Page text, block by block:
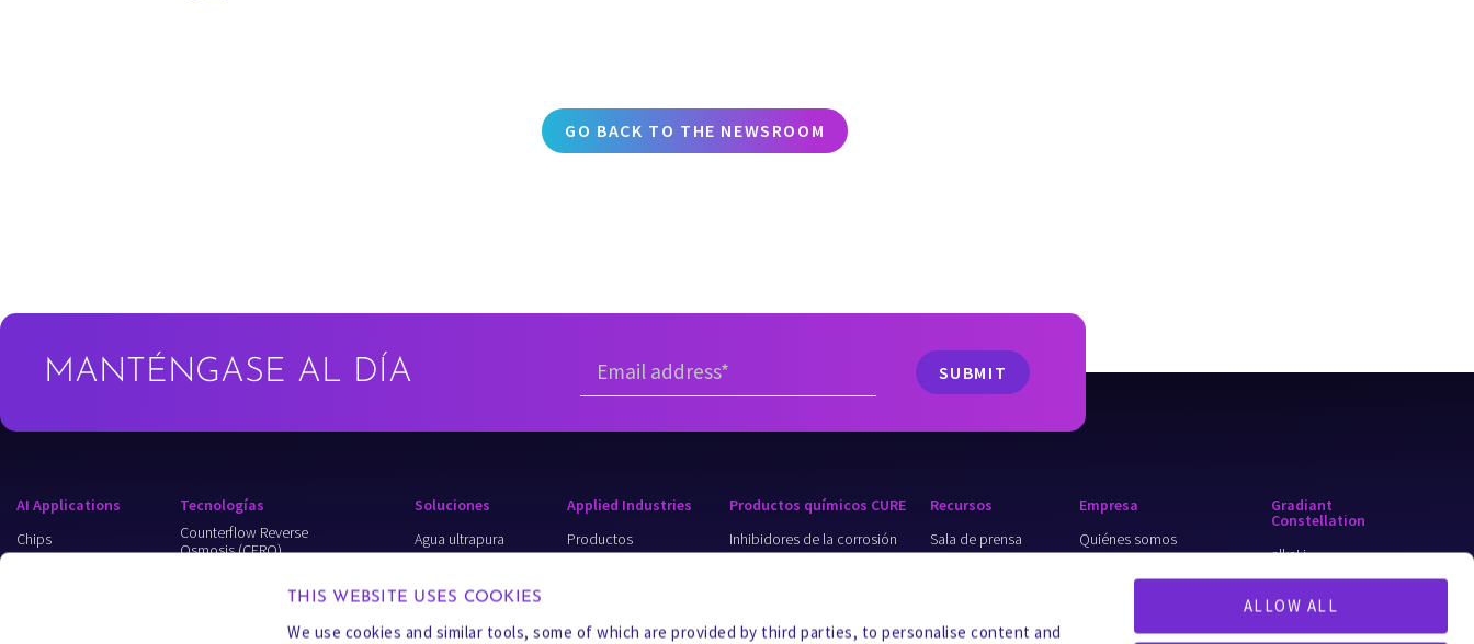
THIS WEBSITE USES COOKIES
We use cookies and similar tools, some of which are provided by third parties, to personalise content and
ALLOW ALL
GO BACK TO THE NEWSROOM
MANTÉNGASE AL DÍA
AI Applications
Chips
Tecnologías
Counterflow Reverse
Osmosis (CFRO)
Reverse Osmosis (SBRO)
Soluciones
Agua ultrapura
Recycling
Applied Industries
Productos
Productos químicos CURE
Inhibidores de la corrosión
Recursos
Sala de prensa
Empresa
Quiénes somos
Por qué Gradiant
Gradiant
Constellation
alkaLi